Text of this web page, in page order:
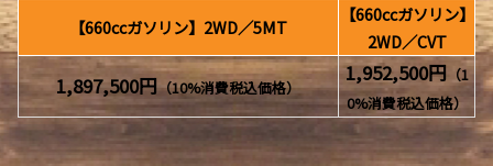
【660ccガソリン】2WD／5MT
【660ccガソリン】
2WD／CVT
1,897,500円（10%消費税込価格）
1,952,500円 （1
0%消費税込価格）